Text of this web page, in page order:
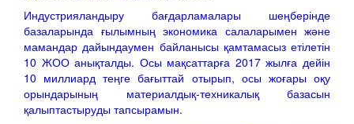
Индустрияландыру бағдарламалары шеңберінде
базаларында ғылымның экономика салаларымен және
мамандар дайындаумен байланысы қамтамасыз етілетін
10 ЖОО анықталды. Осы мақсаттарға 2017 жылға дейін
10 миллиард теңге бағыттай отырып, осы жоғары оқу
орындарының материалдық-техникалық базасын
қалыптастыруды тапсырамын.